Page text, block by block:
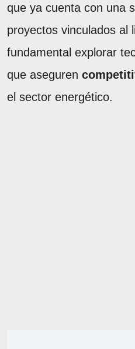
que ya cuenta con una
proyectos vinculados al
fundamental explorar
que aseguren
el sector energético.